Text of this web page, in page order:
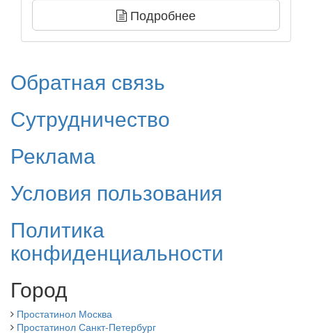
Подробнее
Обратная связь
Сутрудничество
Реклама
Условия пользования
Политика
конфиденциальности
Город
Простатинол Москва
Простатинол Санкт-Петербург